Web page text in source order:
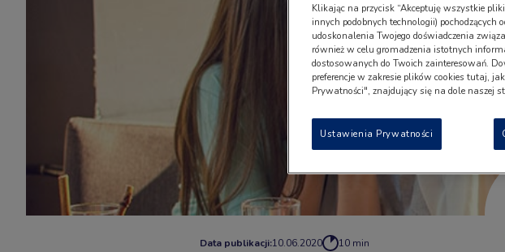
Data publikacji:10.06.2020 10 min
Klikając na przycisk “Akceptuję wszystkie
innych podobnych technologii)
udoskonalenia Twojego doświadczenia
również w celu gromadzenia istotnych
dostosowanych do Twoich zainteresowań.
preferencje w zakresie plików cookies tutaj,
Prywatności", znajdujący się na dole naszej
Ustawienia Prywatności